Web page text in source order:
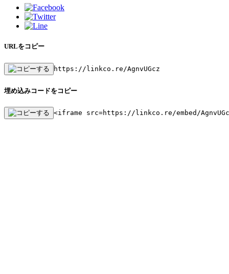
URLをコピー
https://linkco.re/AgnvUGcz
埋め込みコードをコピー
<iframe src=https://linkco.re/embed/